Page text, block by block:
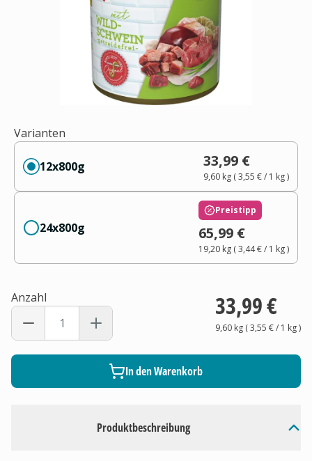
Produktbeschreibung
Varianten
12x800g 33,99 €
9,60 kg(3,55 €/ 1 kg)
24x800g
Preistipp
65,99 €
19,20 kg(3,44 €/ 1 kg)
Anzahl 33,99 €
9,60 kg(3,55 €/ 1 kg)
In den Warenkorb